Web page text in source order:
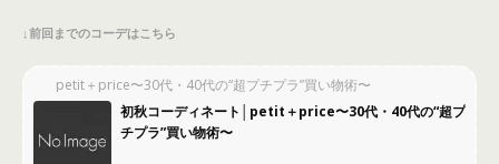
↓前回までのコーデはこちら
petit＋price〜30代・40代の“超プチプラ”買い物術〜
初秋コーディネート│petit＋price〜30代・40代の“超プ
チプラ”買い物術〜